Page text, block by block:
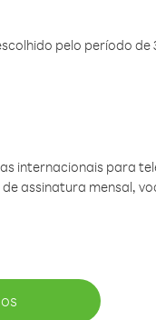
pelo período
internacionais para
assinatura mensal,